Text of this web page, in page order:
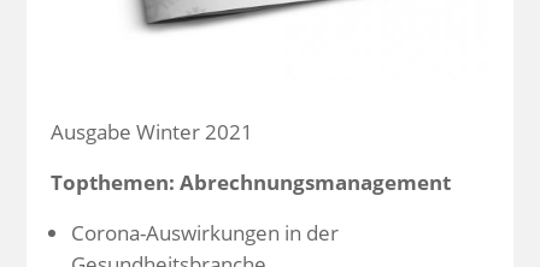
Ausgabe Winter 2021
Topthemen: Abrechnungsmanagement
Corona-Auswirkungen in der